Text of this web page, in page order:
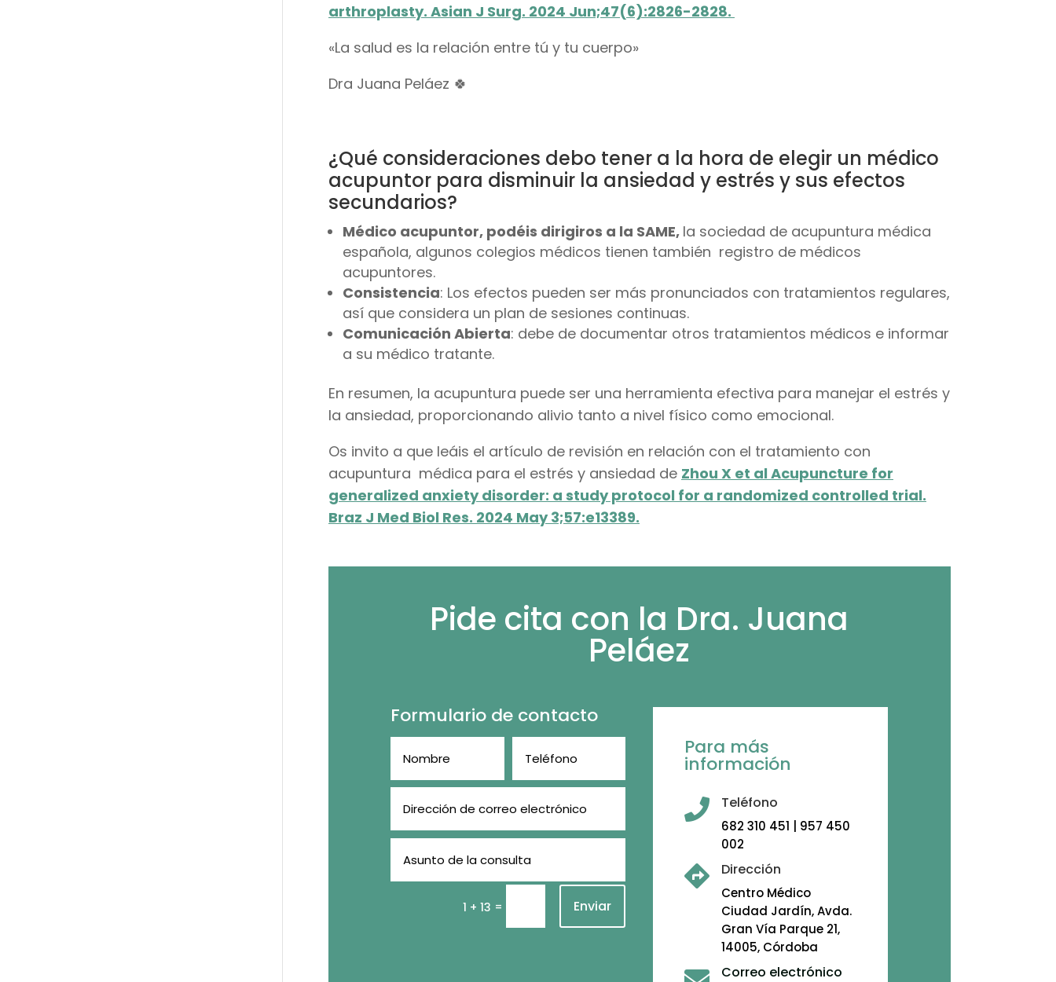
arthroplasty. Asian J Surg. 2024 Jun;47(6):2826-2828.
«La salud es la relación entre tú y tu cuerpo»
Dra Juana Peláez 🍀
¿Qué consideraciones debo tener a la hora de elegir un médico
acupuntor para disminuir la ansiedad y estrés y sus efectos
secundarios?
Médico acupuntor, podéis dirigiros a la SAME, la sociedad de acupuntura médica
española, algunos colegios médicos tienen también registro de médicos
acupuntores.
Consistencia: Los efectos pueden ser más pronunciados con tratamientos regulares,
así que considera un plan de sesiones continuas.
Comunicación Abierta: debe de documentar otros tratamientos médicos e informar
a su médico tratante.
En resumen, la acupuntura puede ser una herramienta efectiva para manejar el estrés y
la ansiedad, proporcionando alivio tanto a nivel físico como emocional.
Os invito a que leáis el artículo de revisión en relación con el tratamiento con
acupuntura médica para el estrés y ansiedad de Zhou X et al Acupuncture for
generalized anxiety disorder: a study protocol for a randomized controlled trial.
Braz J Med Biol Res. 2024 May 3;57:e13389.
Pide cita con la Dra. Juana
Peláez
Formulario de contacto
1 + 13 = Enviar
Para más
información
 Teléfono
682 310 451 | 957 450
002
 Dirección
Centro Médico
Ciudad Jardín, Avda.
Gran Vía Parque 21,
14005, Córdoba
Correo electrónico